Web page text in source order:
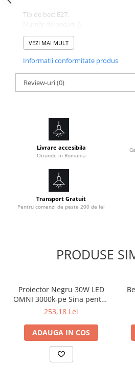
Tip de bec: E27.
Putere: 40 W.
Dimensiuni: L.30-110 x l.68 x H.58 cm.
Culoare: negru.
Becul nu este inclus in pachete
VEZI MAI MULT
Informatii conformitate produs
Review-uri(0)
Livrare accesibila
Oriunde in Romania
Transport Gratuit
Pentru comenzi de peste 200 de lei
PRODUSE
Proiector Negru 30W LED
OMNI 3000k-pe Sina pentru
Display Magazin
253,18 Lei
ADAUGA IN COS